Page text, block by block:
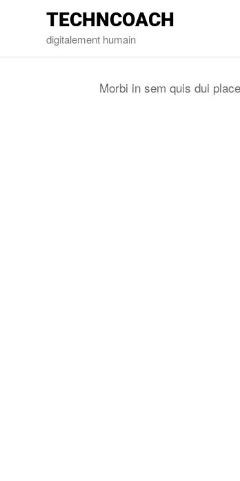
TECHNCOACH
digitalement humain
Morbi in sem quis dui